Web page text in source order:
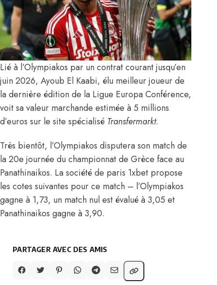
Lié à l’Olympiakos par un contrat courant jusqu’en
juin 2026, Ayoub El Kaabi, élu meilleur joueur de
la dernière édition de la Ligue Europa Conférence,
voit sa valeur marchande estimée à 5 millions
d’euros sur le site spécialisé Transfermarkt.
Très bientôt, l’Olympiakos disputera son match de
la 20e journée du championnat de Grèce face au
Panathinaikos. La société de paris 1xbet propose
les cotes suivantes pour ce match – l’Olympiakos
gagne à 1,73, un match nul est évalué à 3,05 et
Panathinaikos gagne à 3,90.
PARTAGER AVEC DES AMIS